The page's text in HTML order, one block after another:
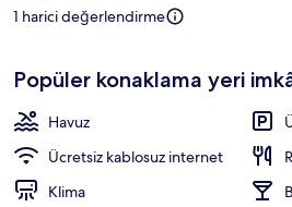
1 harici değerlendirme
Popüler konaklama yeri
Havuz
Ücretsiz kablosuz internet
Klima